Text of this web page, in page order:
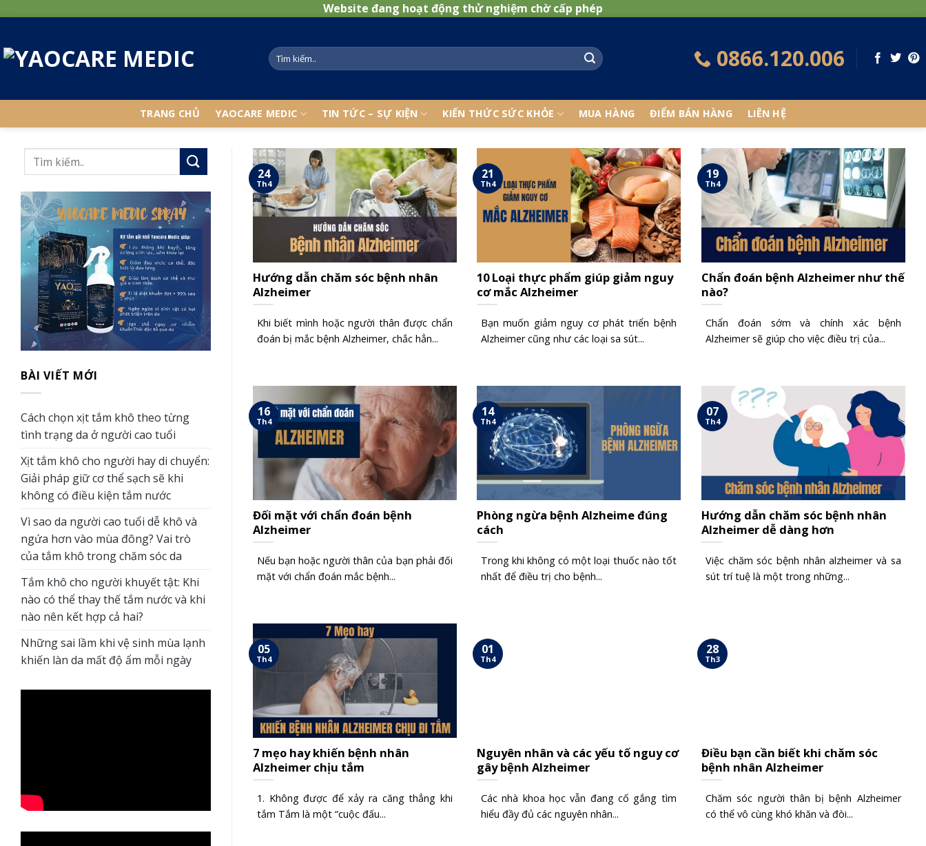
Website đang hoạt động thử nghiệm chờ cấp phép
content
0866.120.006
TRANG CHỦ YAOCARE MEDIC TIN TỨC – SỰ KIỆN KIẾN THỨC SỨC KHỎE MUA HÀNG ĐIỂM BÁN HÀNG LIÊN HỆ
BÀI VIẾT MỚI
Cách chọn xịt tắm khô theo từng
tình trạng da ở người cao tuổi
Xịt tắm khô cho người hay di chuyển:
Giải pháp giữ cơ thể sạch sẽ khi
không có điều kiện tắm nước
Vì sao da người cao tuổi dễ khô và
ngứa hơn vào mùa đông? Vai trò
của tắm khô trong chăm sóc da
Tắm khô cho người khuyết tật: Khi
nào có thể thay thế tắm nước và khi
nào nên kết hợp cả hai?
Những sai lầm khi vệ sinh mùa lạnh
khiến làn da mất độ ẩm mỗi ngày
Hướng dẫn chăm sóc bệnh nhân
Alzheimer
Khi biết mình hoặc người thân được chẩn
đoán bị mắc bệnh Alzheimer, chắc hẳn...
24
Th4
10 Loại thực phẩm giúp giảm nguy
cơ mắc Alzheimer
Bạn muốn giảm nguy cơ phát triển bệnh
Alzheimer cũng như các loại sa sút...
21
Th4
Chẩn đoán bệnh Alzheimer như thế
nào?
Chẩn đoán sớm và chính xác bệnh
Alzheimer sẽ giúp cho việc điều trị của...
19
Th4
Đối mặt với chẩn đoán bệnh
Alzheimer
Nếu bạn hoặc người thân của bạn phải đối
mặt với chẩn đoán mắc bệnh...
16
Th4
Phòng ngừa bệnh Alzheime đúng
cách
Trong khi không có một loại thuốc nào tốt
nhất để điều trị cho bệnh...
14
Th4
Hướng dẫn chăm sóc bệnh nhân
Alzheimer dễ dàng hơn
Việc chăm sóc bệnh nhân alzheimer và sa
sút trí tuệ là một trong những...
07
Th4
7 mẹo hay khiến bệnh nhân
Alzheimer chịu tắm
1. Không được để xảy ra căng thẳng khi
tắm Tắm là một “cuộc đấu...
05
Th4
Nguyên nhân và các yếu tố nguy cơ
gây bệnh Alzheimer
Các nhà khoa học vẫn đang cố gắng tìm
hiểu đầy đủ các nguyên nhân...
01
Th4
Điều bạn cần biết khi chăm sóc
bệnh nhân Alzheimer
Chăm sóc người thân bị bệnh Alzheimer
có thể vô cùng khó khăn và đòi...
28
Th3